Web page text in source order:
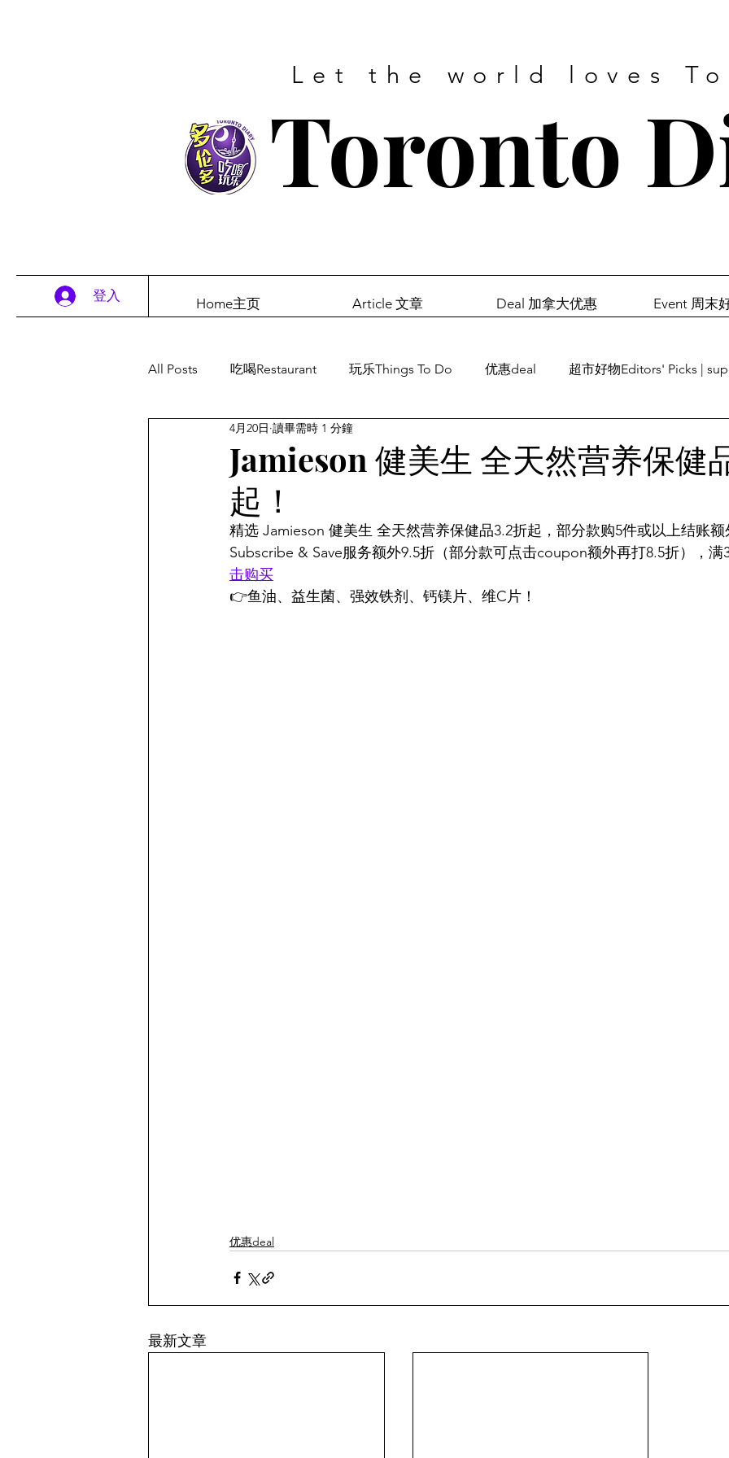
Let the world loves
Toronto
登入 Home主页 Article 文章 Deal 加拿大优惠 Event 周末
All Posts 吃喝Restaurant 玩乐Things To Do 优惠deal 超市好物Editors' Picks |
餐厅优惠Restaurant's Deals
Jamieson 健美生 全天然营养保健
起！
4月20日 讀畢需時 1 分鐘
精选 Jamieson 健美生 全天然营养保健品3.2折起，部分款购5件或以上结账
Subscribe & Save服务额外9.5折（部分款可点击coupon额外再打8.5折），满
击购买
👉鱼油、益生菌、强效铁剂、钙镁片、维C片！
优惠deal
最新文章